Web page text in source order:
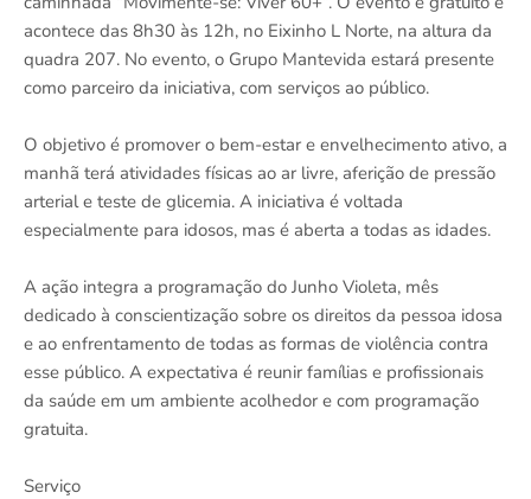
acontece das 8h30 às 12h, no Eixinho L Norte, na altura da
quadra 207. No evento, o Grupo Mantevida estará presente
como parceiro da iniciativa, com serviços ao público.
O objetivo é promover o bem-estar e envelhecimento ativo, a
manhã terá atividades físicas ao ar livre, aferição de pressão
arterial e teste de glicemia. A iniciativa é voltada
especialmente para idosos, mas é aberta a todas as idades.
A ação integra a programação do Junho Violeta, mês
dedicado à conscientização sobre os direitos da pessoa idosa
e ao enfrentamento de todas as formas de violência contra
esse público. A expectativa é reunir famílias e profissionais
da saúde em um ambiente acolhedor e com programação
gratuita.
Serviço